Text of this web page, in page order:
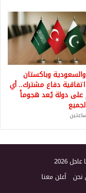
والسعودية وباكستان
دفاع مشترك.. أي
دولة يُعد هجوماً
2026
نحن أعلن معنا